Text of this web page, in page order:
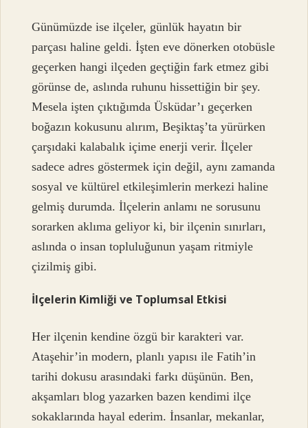
Günümüzde ise ilçeler, günlük hayatın bir
parçası haline geldi. İşten eve dönerken otobüsle
geçerken hangi ilçeden geçtiğin fark etmez gibi
görünse de, aslında ruhunu hissettiğin bir şey.
Mesela işten çıktığımda Üsküdar’ı geçerken
boğazın kokusunu alırım, Beşiktaş’ta yürürken
çarşıdaki kalabalık içime enerji verir. İlçeler
sadece adres göstermek için değil, aynı zamanda
sosyal ve kültürel etkileşimlerin merkezi haline
gelmiş durumda. İlçelerin anlamı ne sorusunu
sorarken aklıma geliyor ki, bir ilçenin sınırları,
aslında o insan topluluğunun yaşam ritmiyle
çizilmiş gibi.
İlçelerin Kimliği ve Toplumsal Etkisi
Her ilçenin kendine özgü bir karakteri var.
Ataşehir’in modern, planlı yapısı ile Fatih’in
tarihi dokusu arasındaki farkı düşünün. Ben,
akşamları blog yazarken bazen kendimi ilçe
sokaklarında hayal ederim. İnsanlar, mekanlar,